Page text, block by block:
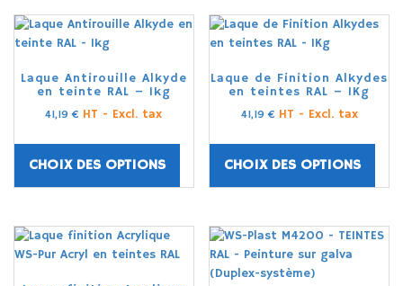
Laque Antirouille Alkyde
en teinte RAL – 1kg
41,19€ HT - Excl. tax
CHOIX DES OPTIONS
Laque de Finition Alkydes
en teintes RAL – 1Kg
41,19 € HT - Excl. tax
CHOIX DES OPTIONS